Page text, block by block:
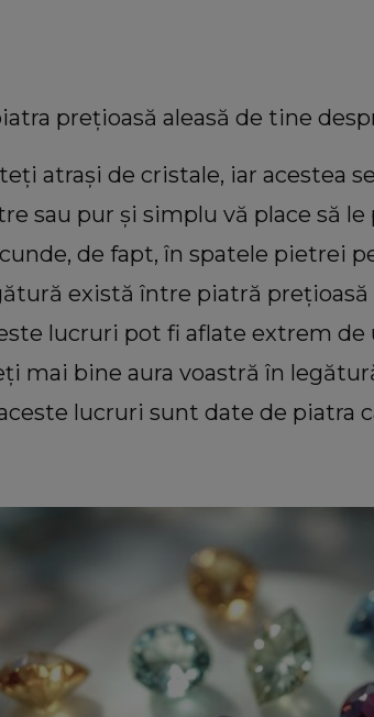
prețioasă aleasă de tine
atrași de cristale, iar acestea
sau pur și simplu vă place să
de fapt, în spatele pietrei
există între piatră prețioasă
lucruri pot fi aflate extrem de
mai bine aura voastră în
lucruri sunt date de piatra
INFORMATIILE ZILEI
Berinde, dezvăluiri
despre decesul fratelui
tânăra despre momentul
și-a pierdut viața:
a fost față în față.”